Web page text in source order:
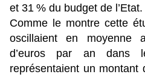
et 31 % du budget de l’Etat.
Comme le montre cette
oscillaient en moyenne
d’euros par an dans
représentaient un